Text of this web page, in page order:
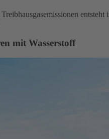
mit Wasserstoff